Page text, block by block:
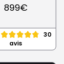
899€
30
avis